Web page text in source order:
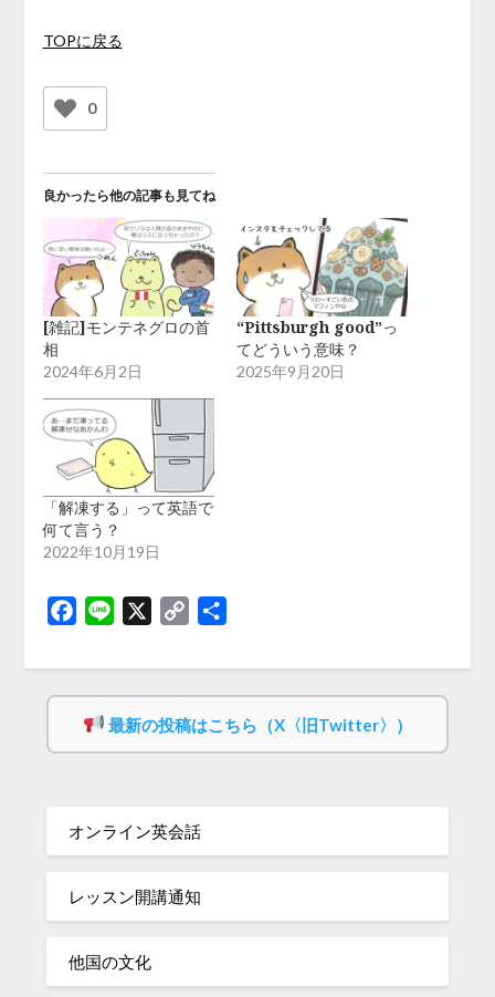
TOPに戻る
0
良かったら他の記事も見てね
[雑記]モンテネグロの首
相
2024年6月2日
“Pittsburgh good”っ
てどういう意味？
2025年9月20日
「解凍する」って英語で
何て言う？
2022年10月19日
Facebook
Line
Copy
最新の投稿はこちら（X〈旧Twitter〉）
オンライン英会話
レッスン開講通知
他国の文化